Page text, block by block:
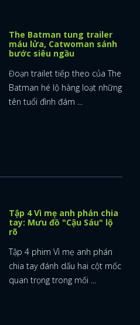
The Batman tung trailer
máu lửa, Catwoman sánh
bước siêu ngầu
Đoạn trailet tiếp theo của The
Batman hé lộ hàng loạt những
tên tuổi đình đám ...
Tập 4 Vì mẹ anh phán chia
tay: Mưu đồ "Cậu Sáu" lộ
rõ
Tập 4 phim Vì mẹ anh phán
chia tay đánh dấu hai cột mốc
quan trọng trong mối ...